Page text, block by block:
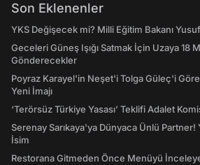
Son Eklenenler
YKS Değişecek mi? Milli Eğitim Bakanı Yusuf
Geceleri Güneş Işığı Satmak İçin Uzaya 18
Gönderecekler
Poyraz Karayel'in Neşet'i Tolga Güleç'i
Yeni İmajı
‘Terörsüz Türkiye Yasası’ Teklifi Adalet
Serenay Sarıkaya'ya Dünyaca Ünlü
İsim
Restorana Gitmeden Önce Menüyü